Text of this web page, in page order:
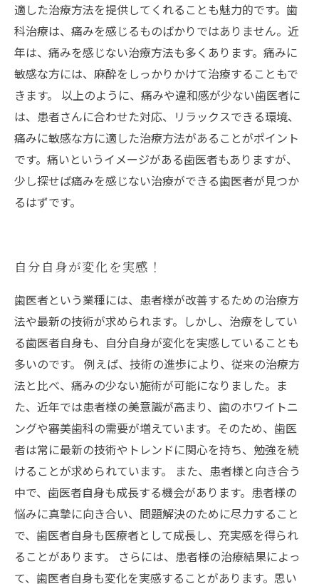
適した治療方法を提供してくれることも魅力的です。歯
科治療は、痛みを感じるものばかりではありません。近
年は、痛みを感じない治療方法も多くあります。痛みに
敏感な方には、麻酔をしっかりかけて治療することもで
きます。 以上のように、痛みや違和感が少ない歯医者に
は、患者さんに合わせた対応、リラックスできる環境、
痛みに敏感な方に適した治療方法があることがポイント
です。痛いというイメージがある歯医者もありますが、
少し探せば痛みを感じない治療ができる歯医者が見つか
るはずです。
自分自身が変化を実感！
歯医者という業種には、患者様が改善するための治療方
法や最新の技術が求められます。しかし、治療をしてい
る歯医者自身も、自分自身が変化を実感していることも
多いのです。 例えば、技術の進歩により、従来の治療方
法と比べ、痛みの少ない施術が可能になりました。ま
た、近年では患者様の美意識が高まり、歯のホワイトニ
ングや審美歯科の需要が増えています。そのため、歯医
者は常に最新の技術やトレンドに関心を持ち、勉強を続
けることが求められています。 また、患者様と向き合う
中で、歯医者自身も成長する機会があります。患者様の
悩みに真摯に向き合い、問題解決のために尽力すること
で、歯医者自身も医療者として成長し、充実感を得られ
ることがあります。 さらには、患者様の治療結果によっ
て、歯医者自身も変化を実感することがあります。思い